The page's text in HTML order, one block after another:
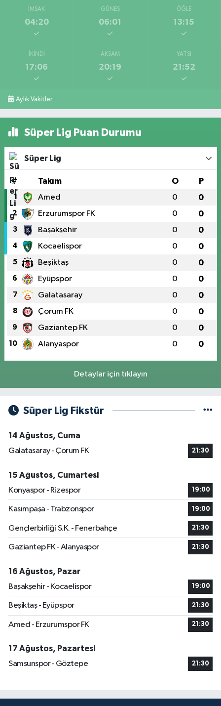
İMSAK
04:20
GÜNEŞ
06:01
ÖĞLE
13:15
İKINDI
17:06
AKŞAM
20:19
YATSI
21:52
Aylık Vakitler
Süper Lig Puan Durumu
Süper Lig
# Takım O P
1 Amed 0 0
2 Erzurumspor FK 0 0
3 Başakşehir 0 0
4 Kocaelispor 0 0
5 Beşiktaş 0 0
6 Eyüpspor 0 0
7 Galatasaray 0 0
8 Çorum FK 0 0
9 Gaziantep FK 0 0
10 Alanyaspor 0 0
Detaylar için tıklayın
Süper Lig Fikstür
14 Ağustos, Cuma
Galatasaray - Çorum FK
21:30
15 Ağustos, Cumartesi
Konyaspor - Rizespor
19:00
Kasımpaşa - Trabzonspor 19:00
Gençlerbirliği S.K. - Fenerbahçe 21:30
Gaziantep FK - Alanyaspor 21:30
16 Ağustos, Pazar
Başakşehir - Kocaelispor
19:00
Beşiktaş - Eyüpspor 21:30
Amed - Erzurumspor FK 21:30
17 Ağustos, Pazartesi
Samsunspor - Göztepe
21:30